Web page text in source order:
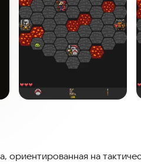
ориентированная на